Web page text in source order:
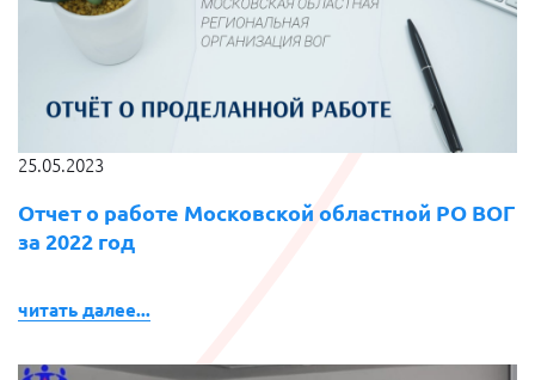
25.05.2023
Отчет о работе Московской областной РО ВОГ
за 2022 год
читать далее...